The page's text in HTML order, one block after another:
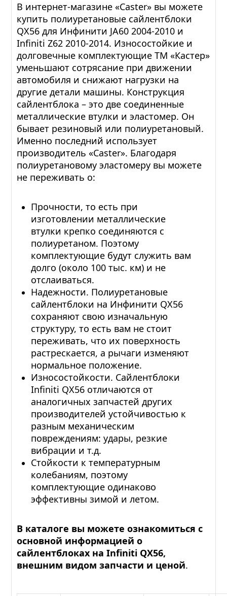
В интернет-магазине «Caster» вы можете
купить полиуретановые сайлентблоки
QX56 для Инфинити JA60 2004-2010 и
Infiniti Z62 2010-2014. Износостойкие и
долговечные комплектующие ТМ «Кастер»
уменьшают сотрясание при движении
автомобиля и снижают нагрузки на
другие детали машины. Конструкция
сайлентблока – это две соединенные
металлические втулки и эластомер. Он
бывает резиновый или полиуретановый.
Именно последний использует
производитель «Caster». Благодаря
полиуретановому эластомеру вы можете
не переживать о:
Прочности, то есть при
изготовлении металлические
втулки крепко соединяются с
полиуретаном. Поэтому
комплектующие будут служить вам
долго (около 100 тыс. км) и не
отслаиваться.
Надежности. Полиуретановые
сайлентблоки на Инфинити QX56
сохраняют свою изначальную
структуру, то есть вам не стоит
переживать, что их поверхность
растрескается, а рычаги изменяют
нормальное положение.
Износостойкости. Сайлентблоки
Infiniti QX56 отличаются от
аналогичных запчастей других
производителей устойчивостью к
разным механическим
повреждениям: удары, резкие
вибрации и т.д.
Стойкости к температурным
колебаниям, поэтому
комплектующие одинаково
эффективны зимой и летом.
В каталоге вы можете ознакомиться с
основной информацией о
сайлентблоках на Infiniti QX56,
внешним видом запчасти и ценой.